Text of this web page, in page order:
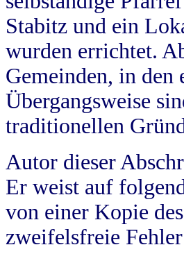
Stabitz und ein
wurden errichtet.
Gemeinden, in den
Übergangsweise
traditionellen
Autor dieser
Er weist auf
von einer Kopie
zweifelsfreie